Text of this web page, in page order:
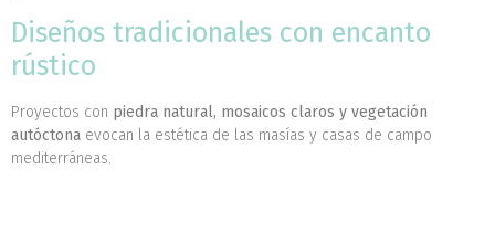
Diseños tradicionales con encanto
rústico
Proyectos con piedra natural, mosaicos claros y vegetación
autóctona evocan la estética de las masías y casas de campo
mediterráneas.